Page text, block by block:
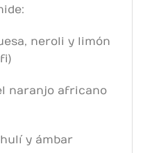
neroli y limón
naranjo africano
y ámbar